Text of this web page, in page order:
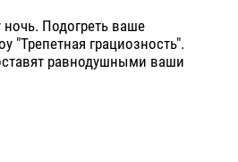
ночь. Подогреть ваше
"Трепетная грациозность".
равнодушными ваши